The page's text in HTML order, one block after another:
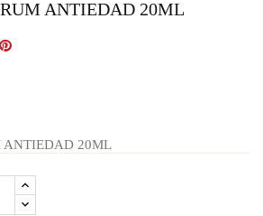
ANTIEDAD 20ML
ANTIEDAD 20ML